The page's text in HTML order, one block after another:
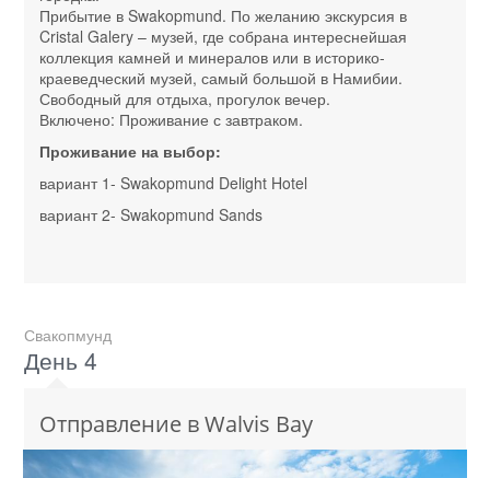
Прибытие в Swakopmund. По желанию экскурсия в
Cristal Galery – музей, где собрана интереснейшая
коллекция камней и минералов или в историко-
краеведческий музей, самый большой в Намибии.
Свободный для отдыха, прогулок вечер.
Включено: Проживание с завтраком.
Проживание на выбор:
вариант 1- Swakopmund Delight Hotel
вариант 2- Swakopmund Sands
Свакопмунд
День 4
Отправление в Walvis Bay